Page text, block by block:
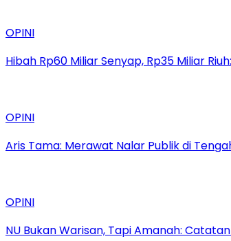
OPINI
Hibah Rp60 Miliar Senyap, Rp35 Miliar
OPINI
Aris Tama: Merawat Nalar Publik di
OPINI
NU Bukan Warisan, Tapi Amanah: